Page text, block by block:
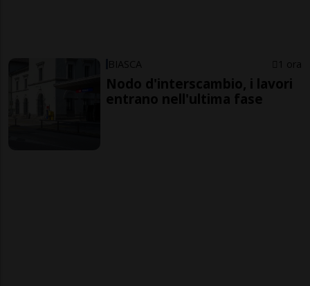
BIASCA 1 ora
Nodo d'interscambio, i lavori
entrano nell'ultima fase